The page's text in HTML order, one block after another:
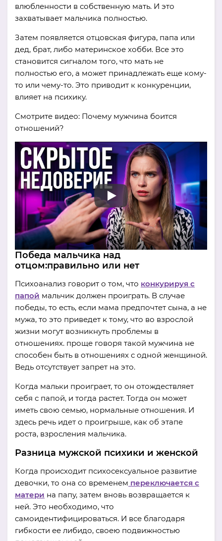
влюбленности в собственную мать. И это
захватывает мальчика полностью.
Затем появляется отцовская фигура, папа или
дед, брат, либо материнское хобби. Все это
становится сигналом того, что мать не
полностью его, а может принадлежать еще кому-
то или чему-то. Это приводит к конкуренции,
влияет на психику.
Смотрите видео: Почему мужчина боится
отношений?
Победа мальчика над
отцом:правильно или нет
Психоанализ говорит о том, что конкурируя с
папой мальчик должен проиграть. В случае
победы, то есть, если мама предпочтет сына, а не
мужа, то это приведет к тому, что во взрослой
жизни могут возникнуть проблемы в
отношениях. проще говоря такой мужчина не
способен быть в отношениях с одной женщиной.
Ведь отсутствует запрет на это.
Когда мальки проиграет, то он отождествляет
себя с папой, и тогда растет. Тогда он может
иметь свою семью, нормальные отношения. И
здесь речь идет о проигрыше, как об этапе
роста, взросления мальчика.
Разница мужской психики и женской
Когда происходит психосексуальное развитие
девочки, то она со временем переключается с
матери на папу, затем вновь возвращается к
ней. Это необходимо, что
самоидентифицироваться. И все благодаря
гибкости ее либидо, своею подвижностью